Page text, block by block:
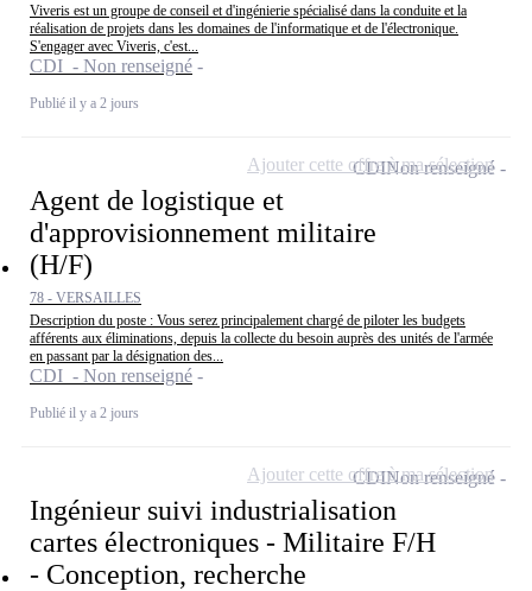
Viveris est un groupe de conseil et d'ingénierie spécialisé dans la conduite et la
réalisation de projets dans les domaines de l'informatique et de l'électronique.
S'engager avec Viveris, c'est...
CDI - Non renseigné
Publié il y a 2 jours
Agent de logistique et
d'approvisionnement militaire
(H/F)
78 - VERSAILLES
Description du poste : Vous serez principalement chargé de piloter les budgets
afférents aux éliminations, depuis la collecte du besoin auprès des unités de l'armée
en passant par la désignation des...
CDI - Non renseigné
Publié il y a 2 jours
CDINon renseigné
Ajouter cette offre à ma sélection
Ingénieur suivi industrialisation
cartes électroniques - Militaire F/H
- Conception, recherche
CDINon renseigné
Ajouter cette offre à ma sélection